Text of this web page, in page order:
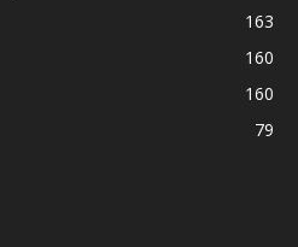
163
160
160
79